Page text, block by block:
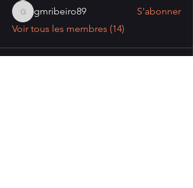
gmribeiro89
gmribeiro89
S'abonner
Voir tous les membres (14)